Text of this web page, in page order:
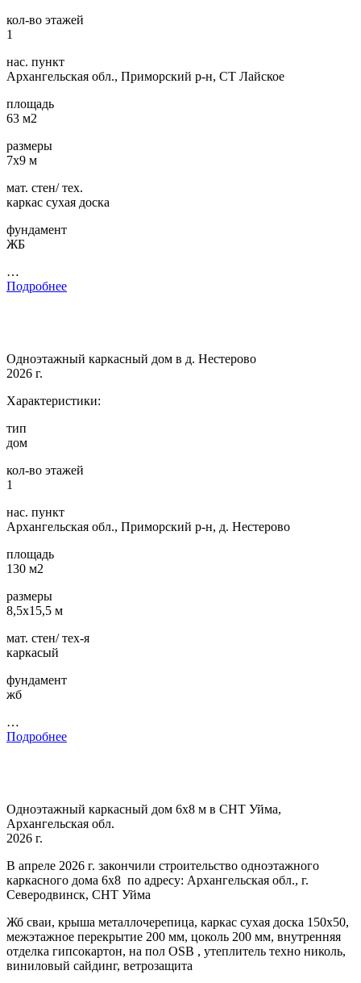
кол-во этажей
1
нас. пункт
Архангельская обл., Приморский р-н, СТ Лайское
площадь
63 м2
размеры
7х9 м
мат. стен/ тех.
каркас сухая доска
фундамент
ЖБ
…
Подробнее
Одноэтажный каркасный дом в д. Нестерово
2026 г.
Характеристики:
тип
дом
кол-во этажей
1
нас. пункт
Архангельская обл., Приморский р-н, д. Нестерово
площадь
130 м2
размеры
8,5х15,5 м
мат. стен/ тех-я
каркасый
фундамент
жб
…
Подробнее
Одноэтажный каркасный дом 6х8 м в СНТ Уйма,
Архангельская обл.
2026 г.
В апреле 2026 г. закончили строительство одноэтажного
каркасного дома 6х8 по адресу: Архангельская обл., г.
Северодвинск, СНТ Уйма
Жб сваи, крыша металлочерепица, каркас сухая доска 150х50,
межэтажное перекрытие 200 мм, цоколь 200 мм, внутренняя
отделка гипсокартон, на пол OSB , утеплитель техно николь,
виниловый сайдинг, ветрозащита